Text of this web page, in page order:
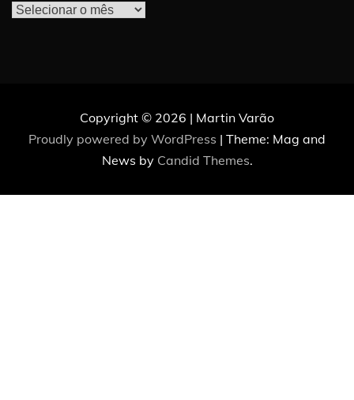
Arquivos
Copyright © 2026 | Martin Varão
Proudly powered by WordPress | Theme: Mag and
News by Candid Themes.